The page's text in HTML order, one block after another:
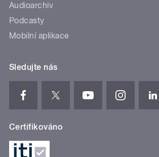
Audioarchiv
Podcasty
Mobilní aplikace
Sledujte nás
Certifikováno